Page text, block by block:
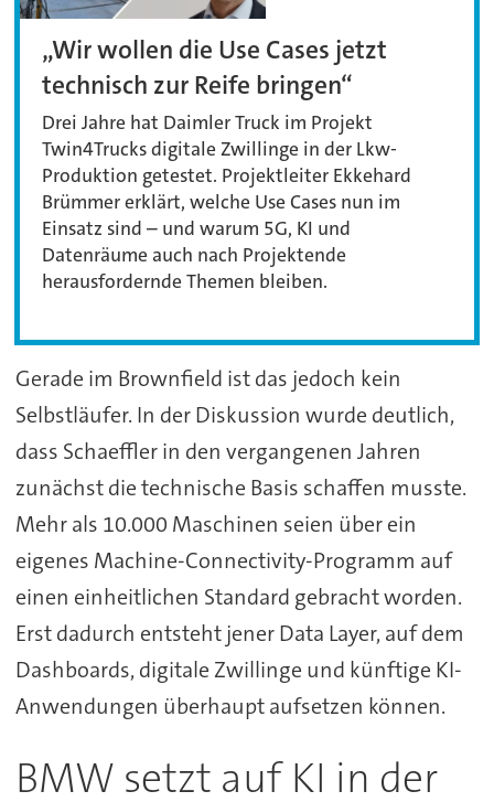
„Wir wollen die Use Cases jetzt
technisch zur Reife bringen“
Drei Jahre hat Daimler Truck im Projekt
Twin4Trucks digitale Zwillinge in der Lkw-
Produktion getestet. Projektleiter Ekkehard
Brümmer erklärt, welche Use Cases nun im
Einsatz sind – und warum 5G, KI und
Datenräume auch nach Projektende
herausfordernde Themen bleiben.
Gerade im Brownfield ist das jedoch kein
Selbstläufer. In der Diskussion wurde deutlich,
dass Schaeffler in den vergangenen Jahren
zunächst die technische Basis schaffen musste.
Mehr als 10.000 Maschinen seien über ein
eigenes Machine-Connectivity-Programm auf
einen einheitlichen Standard gebracht worden.
Erst dadurch entsteht jener Data Layer, auf dem
Dashboards, digitale Zwillinge und künftige KI-
Anwendungen überhaupt aufsetzen können.
BMW setzt auf KI in der